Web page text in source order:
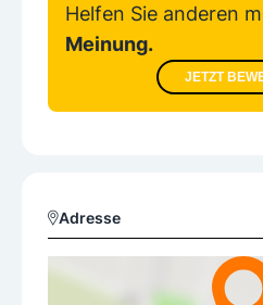
Helfen Sie anderen
Meinung.
JETZT
Adresse